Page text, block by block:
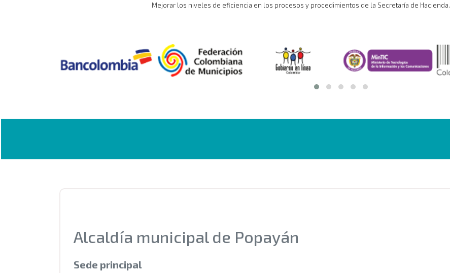
Mejorar los niveles de eficiencia en los procesos y procedimientos de la Secretaría de Hacienda.
Alcaldía municipal de Popayán
Sede principal